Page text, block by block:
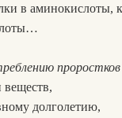
в аминокислоты,
веществ,
долголетию,